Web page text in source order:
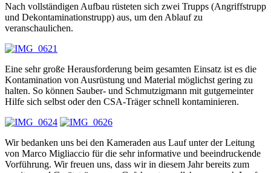
Nach vollständigen Aufbau rüsteten sich zwei Trupps (Angriffstrupp
und Dekontaminationstrupp) aus, um den Ablauf zu
veranschaulichen.
Eine sehr große Herausforderung beim gesamten Einsatz ist es die
Kontamination von Ausrüstung und Material möglichst gering zu
halten. So können Sauber- und Schmutzigmann mit gutgemeinter
Hilfe sich selbst oder den CSA-Träger schnell kontaminieren.
Wir bedanken uns bei den Kameraden aus Lauf unter der Leitung
von Marco Migliaccio für die sehr informative und beeindruckende
Vorführung. Wir freuen uns, dass wir in diesem Jahr bereits zum